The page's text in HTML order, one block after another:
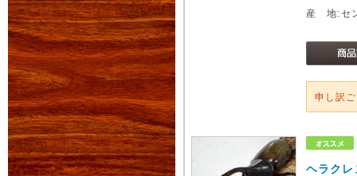
産 地:セ
申し訳
ヘラク